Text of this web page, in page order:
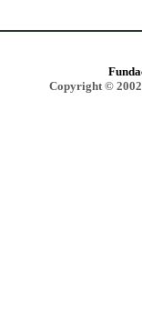
Copyright ©